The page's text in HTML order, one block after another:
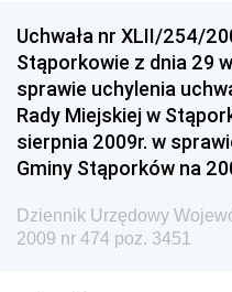
Dziennik Urzędowy
Dziennik Urzędowy
Budownictwa
Dziennik Urzędowy
Żeglugi Śródlądowej
Dziennik Urzędowy
Dziennik Urzędowy
Uchwała nr XLII/254/
Stąporkowie z dnia 29
sprawie uchylenia
Rady Miejskiej w
sierpnia 2009r. w
Gminy Stąporków na
Dziennik Urzędowy
2009 nr 474 poz. 3451